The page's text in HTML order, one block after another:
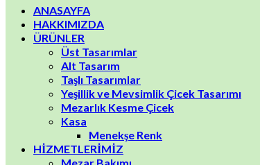
ANASAYFA
HAKKIMIZDA
ÜRÜNLER
Üst Tasarımlar
Alt Tasarım
Taşlı Tasarımlar
Yeşillik ve Mevsimlik Çicek Tasarımı
Mezarlık Kesme Çicek
Kasa
Menekşe Renk
HİZMETLERİMİZ